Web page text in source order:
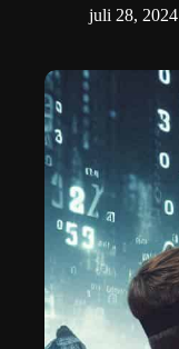
juli 28, 2024